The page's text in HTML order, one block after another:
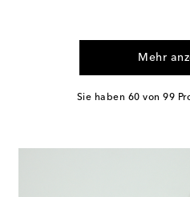
Mehr
Sie haben 60 von 99